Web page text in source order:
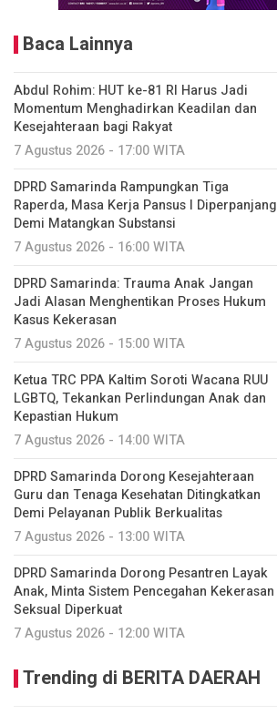
Baca Lainnya
Abdul Rohim: HUT ke-81 RI Harus Jadi
Momentum Menghadirkan Keadilan dan
Kesejahteraan bagi Rakyat
7 Agustus 2026 - 17:00 WITA
DPRD Samarinda Rampungkan Tiga
Raperda, Masa Kerja Pansus I Diperpanjang
Demi Matangkan Substansi
7 Agustus 2026 - 16:00 WITA
DPRD Samarinda: Trauma Anak Jangan
Jadi Alasan Menghentikan Proses Hukum
Kasus Kekerasan
7 Agustus 2026 - 15:00 WITA
Ketua TRC PPA Kaltim Soroti Wacana RUU
LGBTQ, Tekankan Perlindungan Anak dan
Kepastian Hukum
7 Agustus 2026 - 14:00 WITA
DPRD Samarinda Dorong Kesejahteraan
Guru dan Tenaga Kesehatan Ditingkatkan
Demi Pelayanan Publik Berkualitas
7 Agustus 2026 - 13:00 WITA
DPRD Samarinda Dorong Pesantren Layak
Anak, Minta Sistem Pencegahan Kekerasan
Seksual Diperkuat
7 Agustus 2026 - 12:00 WITA
Trending di BERITA DAERAH